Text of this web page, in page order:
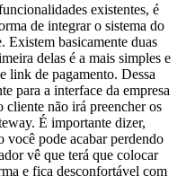
existentes, é
de integrar o sistema do
Existem basicamente duas
delas é a mais simples e
link de pagamento. Dessa
para a interface da empresa
cliente não irá preencher os
É importante dizer,
você pode acabar perdendo
vê que terá que colocar
e fica desconfortável com